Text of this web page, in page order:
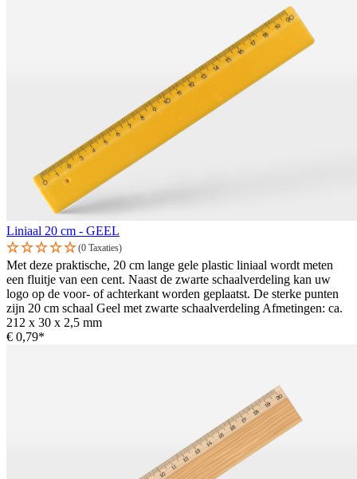
Liniaal 20 cm - GEEL
(0 Taxaties)
Met deze praktische, 20 cm lange gele plastic liniaal wordt meten
een fluitje van een cent. Naast de zwarte schaalverdeling kan uw
logo op de voor- of achterkant worden geplaatst. De sterke punten
zijn 20 cm schaal Geel met zwarte schaalverdeling Afmetingen: ca.
212 x 30 x 2,5 mm
€ 0,79*